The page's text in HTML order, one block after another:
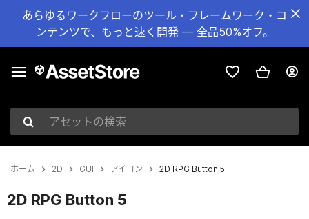
あらゆるワークフローのツール・フレームワーク・コ
ンテンツで、もっと速く開発 — 全品50%オフ。
アセットの検索
ホーム 2D GUI アイコン 2D RPG Button 5
2D RPG Button 5